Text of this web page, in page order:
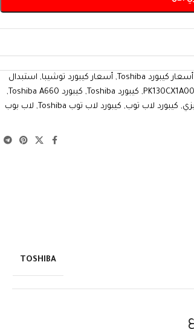
أسعار كيبورد Toshiba , أسعار كيبورد توشيبا, استبدال
, كيبورد Toshiba , كيبورد Toshiba A660
,
, كيبورد لاب توب, كيبورد لاب توب Toshiba , لاب بوب
TOSHIBA